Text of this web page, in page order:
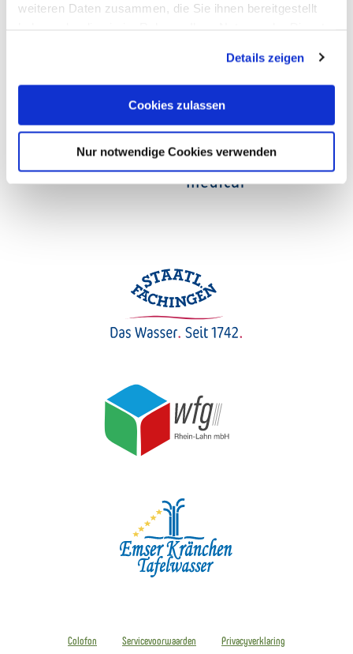
weiteren Daten zusammen, die Sie ihnen bereitgestellt
Cookies, wenn Sie unsere Webseite weiterhin nutzen.
Details zeigen
Cookies zulassen
Nur notwendige Cookies verwenden
Colofon Servicevoorwaarden Privacyverklaring